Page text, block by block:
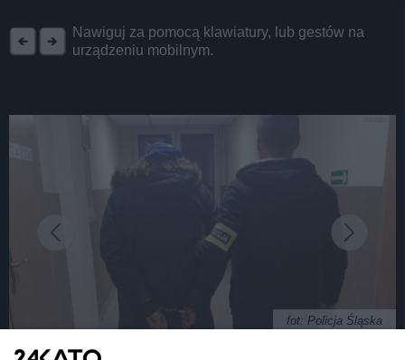
Nawiguj za pomocą klawiatury, lub gestów na
urządzeniu mobilnym.
fot: Policja Śląska